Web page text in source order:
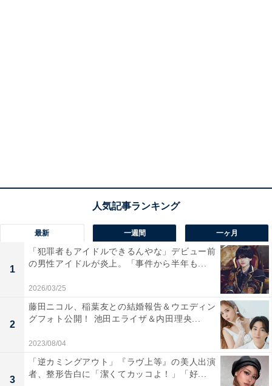
最新 一週間 一ヶ月
1
「犯罪者もアイドルできるんやな」デビュー前
の男性アイドルが炎上。「事件から半年も...
2026/03/25
2
藤田ニコル、稲葉友との結婚報告＆ウエディン
グフォト公開！ 池田エライザ＆内田理央...
2023/08/04
3
「逆カミングアウト」『ラヴ上等』の美人出演
者、整形告白に「潔くてカッコよ！」「好...